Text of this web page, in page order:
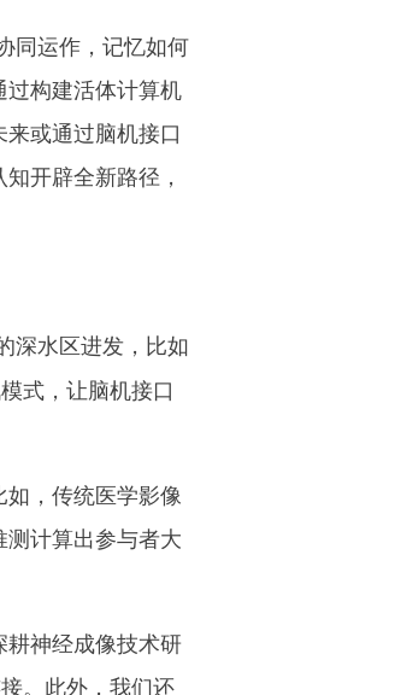
同运作，记忆如何
构建活体计算机
或通过脑机接口
开辟全新路径，
深水区进发，比如
式，让脑机接口
，传统医学影像
计算出参与者大
神经成像技术研
。此外，我们还